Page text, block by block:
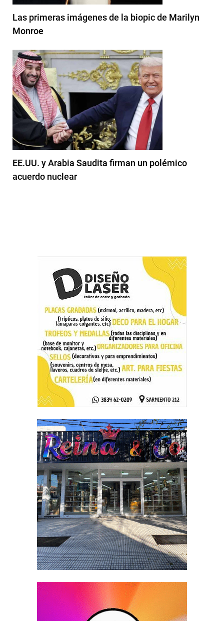
Las primeras imágenes de la biopic de Marilyn
Monroe
EE.UU. y Arabia Saudita firman un polémico
acuerdo nuclear